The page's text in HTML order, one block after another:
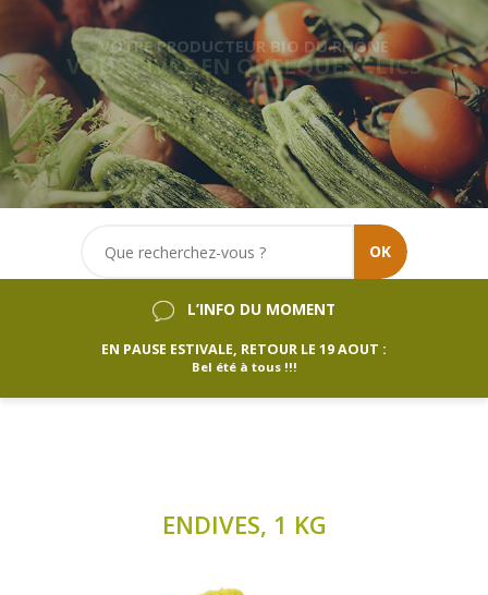
PRODUCTEUR BIO DU RHÔNE
LIVRE EN QUELQUES CLICS
OK
L’INFO DU MOMENT
EN PAUSE ESTIVALE, RETOUR LE 19 AOUT :
Bel été à tous !!!
ENDIVES, 1 KG